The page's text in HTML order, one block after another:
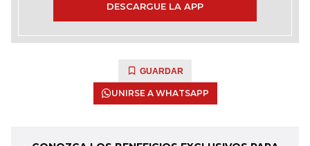
DESCARGUE LA APP
GUARDAR
UNIRSE A WHATSAPP